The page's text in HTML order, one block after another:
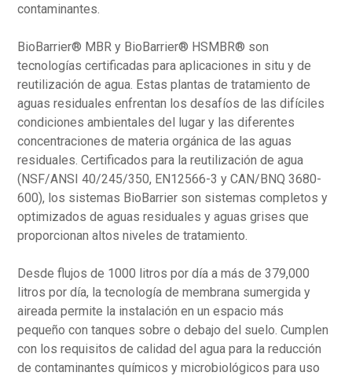
contaminantes.
BioBarrier® MBR y BioBarrier® HSMBR® son
tecnologías certificadas para aplicaciones in situ y de
reutilización de agua. Estas plantas de tratamiento de
aguas residuales enfrentan los desafíos de las difíciles
condiciones ambientales del lugar y las diferentes
concentraciones de materia orgánica de las aguas
residuales. Certificados para la reutilización de agua
(NSF/ANSI 40/245/350, EN12566-3 y CAN/BNQ 3680-
600), los sistemas BioBarrier son sistemas completos y
optimizados de aguas residuales y aguas grises que
proporcionan altos niveles de tratamiento.
Desde flujos de 1000 litros por día a más de 379,000
litros por día, la tecnología de membrana sumergida y
aireada permite la instalación en un espacio más
pequeño con tanques sobre o debajo del suelo. Cumplen
con los requisitos de calidad del agua para la reducción
de contaminantes químicos y microbiológicos para uso